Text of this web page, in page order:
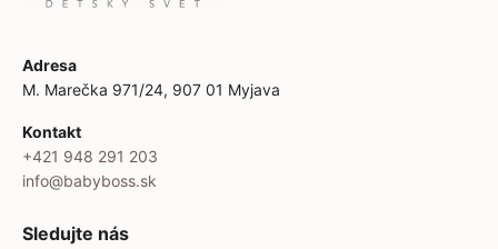
Adresa
M. Marečka 971/24, 907 01 Myjava
Kontakt
+421 948 291 203
info@babyboss.sk
Sledujte nás